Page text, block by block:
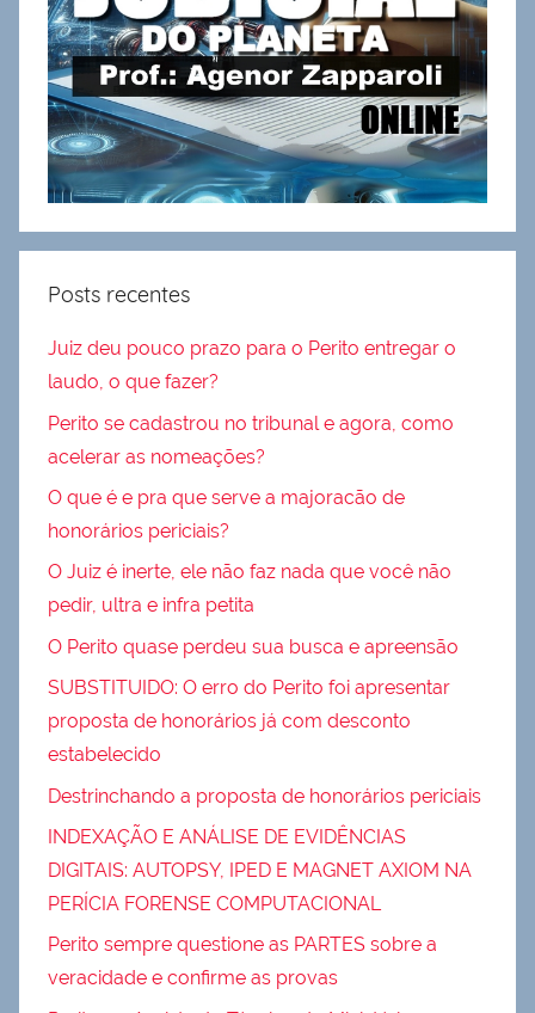
Posts recentes
Juiz deu pouco prazo para o Perito entregar o
laudo, o que fazer?
Perito se cadastrou no tribunal e agora, como
acelerar as nomeações?
O que é e pra que serve a majoracão de
honorários periciais?
O Juiz é inerte, ele não faz nada que você não
pedir, ultra e infra petita
O Perito quase perdeu sua busca e apreensão
SUBSTITUIDO: O erro do Perito foi apresentar
proposta de honorários já com desconto
estabelecido
Destrinchando a proposta de honorários periciais
INDEXAÇÃO E ANÁLISE DE EVIDÊNCIAS
DIGITAIS: AUTOPSY, IPED E MAGNET AXIOM NA
PERÍCIA FORENSE COMPUTACIONAL
Perito sempre questione as PARTES sobre a
veracidade e confirme as provas